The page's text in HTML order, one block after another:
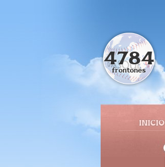
INICIO
4784
frontones